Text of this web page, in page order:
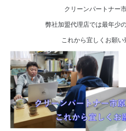
クリーンパートナー
弊社加盟代理店では最年少
これから宜しくお願い